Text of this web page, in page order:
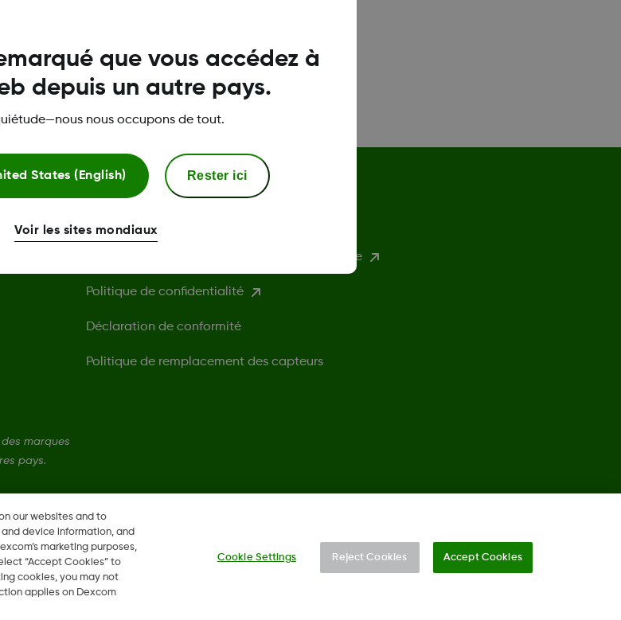
Plus d'information
Conformité réglementaire et environnementale
Politique de confidentialité
Déclaration de conformité
Politique de remplacement des capteurs
des marques
pays.
our websites and to
device information, and
marketing purposes,
“Accept Cookies” to
cookies, you may not
applies on Dexcom
Cookie Settings Reject Cookies Accept Cookies
que vous accédez à
depuis un autre pays.
nous occupons de tout.
States (English) Rester ici
Voir les sites mondiaux